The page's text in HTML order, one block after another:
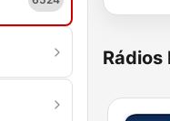
Rádios